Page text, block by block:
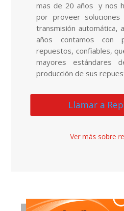
mas de 20 años y nos
por proveer
transmisión automática,
años contamos con
repuestos, confiables,
mayores estándares
producción de sus
Llamar a
Ver más sobre